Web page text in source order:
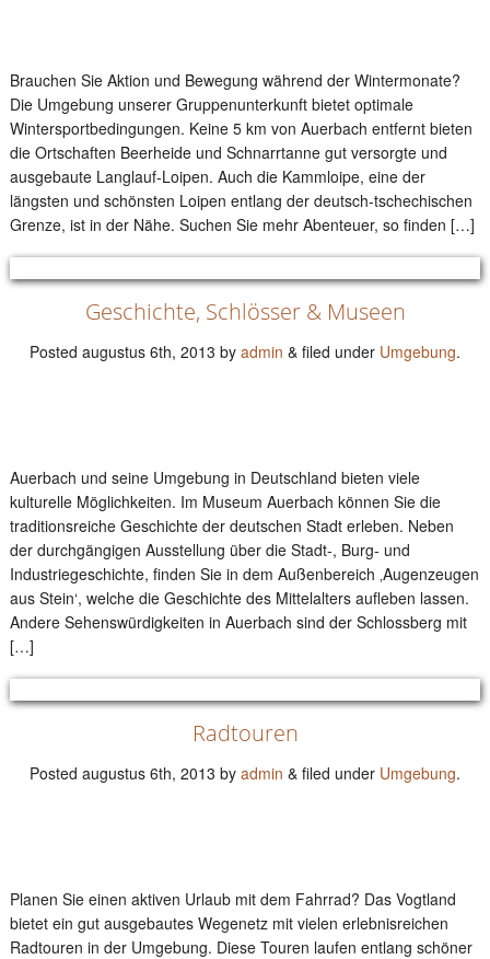
Brauchen Sie Aktion und Bewegung während der Wintermonate?
Die Umgebung unserer Gruppenunterkunft bietet optimale
Wintersportbedingungen. Keine 5 km von Auerbach entfernt bieten
die Ortschaften Beerheide und Schnarrtanne gut versorgte und
ausgebaute Langlauf-Loipen. Auch die Kammloipe, eine der
längsten und schönsten Loipen entlang der deutsch-tschechischen
Grenze, ist in der Nähe. Suchen Sie mehr Abenteuer, so finden […]
Geschichte, Schlösser & Museen
Posted augustus 6th, 2013 by admin & filed under Umgebung.
Auerbach und seine Umgebung in Deutschland bieten viele
kulturelle Möglichkeiten. Im Museum Auerbach können Sie die
traditionsreiche Geschichte der deutschen Stadt erleben. Neben
der durchgängigen Ausstellung über die Stadt-, Burg- und
Industriegeschichte, finden Sie in dem Außenbereich ‚Augenzeugen
aus Stein‘, welche die Geschichte des Mittelalters aufleben lassen.
Andere Sehenswürdigkeiten in Auerbach sind der Schlossberg mit
[…]
Radtouren
Posted augustus 6th, 2013 by admin & filed under Umgebung.
Planen Sie einen aktiven Urlaub mit dem Fahrrad? Das Vogtland
bietet ein gut ausgebautes Wegenetz mit vielen erlebnisreichen
Radtouren in der Umgebung. Diese Touren laufen entlang schöner